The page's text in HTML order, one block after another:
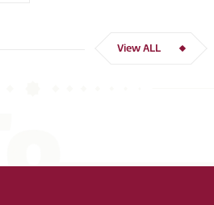
View ALL